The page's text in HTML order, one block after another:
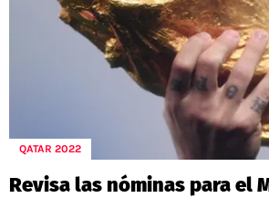
QATAR 2022
Revisa las nóminas para el